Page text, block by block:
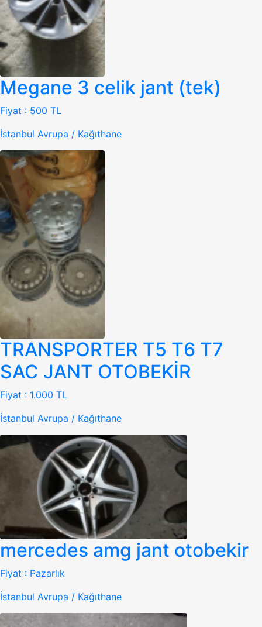
Megane 3 celik jant (tek)
Fiyat : 500 TL
İstanbul Avrupa / Kağıthane
TRANSPORTER T5 T6 T7
SAC JANT OTOBEKİR
Fiyat : 1.000 TL
İstanbul Avrupa / Kağıthane
mercedes amg jant otobekir
Fiyat : Pazarlık
İstanbul Avrupa / Kağıthane